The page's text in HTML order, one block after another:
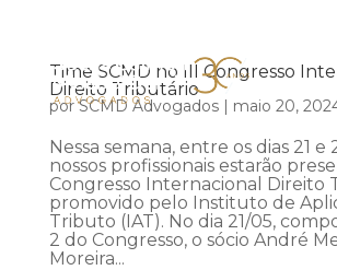
Time SCMD no III Congresso
Direito Tributário
porSCMD Advogados| maio 20,
Nessa semana, entre os dias 21 e
nossos profissionais estarão
Congresso Internacional Direito
promovido pelo Instituto de
Tributo (IAT). No dia 21/05,
2 do Congresso, o sócio André
Moreira...